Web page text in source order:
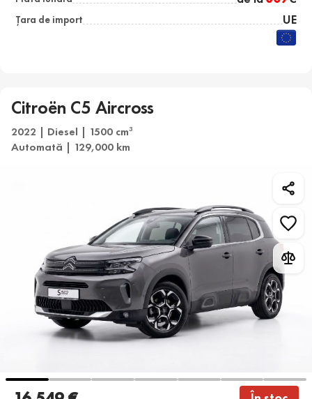
Țara de import UE
Citroën C5 Aircross
2022 | Diesel | 1500 cm3
Automată | 129,000 km